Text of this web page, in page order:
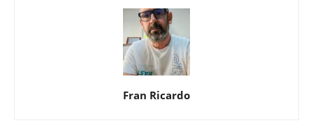
Fran Ricardo